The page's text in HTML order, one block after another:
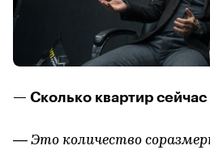
— Сколько квартир сейчас
— Это количество